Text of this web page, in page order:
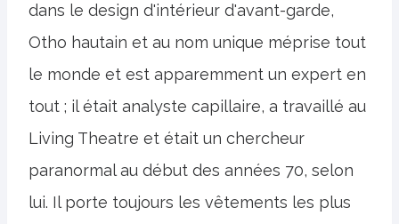
dans le design d'intérieur d'avant-garde,
Otho hautain et au nom unique méprise tout
le monde et est apparemment un expert en
tout ; il était analyste capillaire, a travaillé au
Living Theatre et était un chercheur
paranormal au début des années 70, selon
lui. Il porte toujours les vêtements les plus